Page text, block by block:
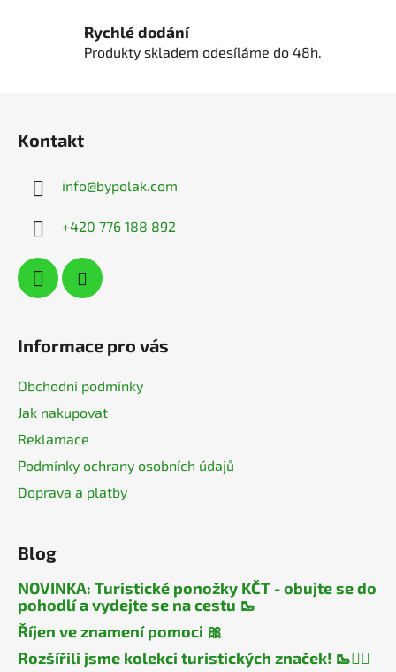
Rychlé dodání
Produkty skladem odesíláme do 48h.
Kontakt
info@bypolak.com
+420 776 188 892
Informace pro vás
Obchodní podmínky
Jak nakupovat
Reklamace
Podmínky ochrany osobních údajů
Doprava a platby
Blog
NOVINKA: Turistické ponožky KČT - obujte se do
pohodlí a vydejte se na cestu 🥾
Říjen ve znamení pomoci 🎀
Rozšířili jsme kolekci turistických značek! 🥾🧎‍♂️